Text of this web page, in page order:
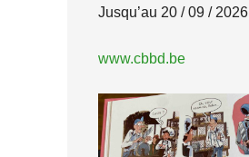
Jusqu’au 20 / 09 / 2026
www.cbbd.be